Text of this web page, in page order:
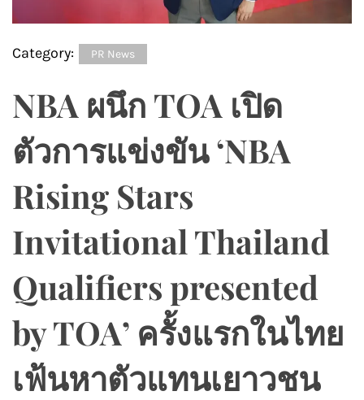
Category: PR News
NBA ผนึก TOA เปิด
ตัวการแข่งขัน ‘NBA
Rising Stars
Invitational Thailand
Qualifiers presented
by TOA’ ครั้งแรกในไทย
เฟ้นหาตัวแทนเยาวชน